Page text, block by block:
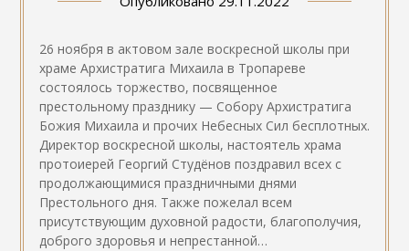
26 ноября в актовом зале воскресной школы при
храме Архистратига Михаила в Тропареве
состоялось торжество, посвященное
престольному празднику — Собору Архистратига
Божия Михаила и прочих Небесных Сил бесплотных.
Директор воскресной школы, настоятель храма
протоиерей Георгий Студёнов поздравил всех с
продолжающимися праздничными днями
Престольного дня. Также пожелал всем
присутствующим духовной радости, благополучия,
доброго здоровья и непрестанной…